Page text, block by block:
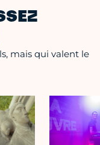
mais qui valent le